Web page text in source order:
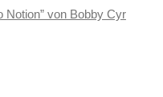
Notion” von Bobby Cyr